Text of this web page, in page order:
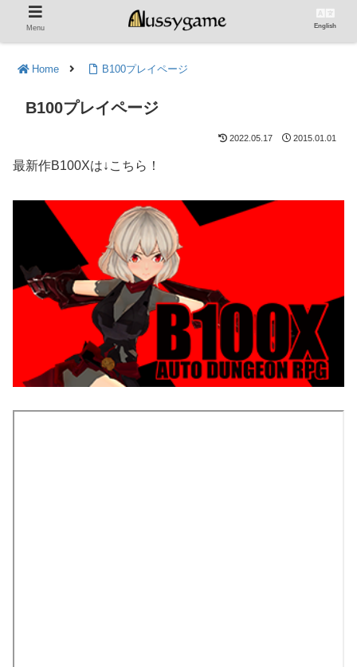
Home B100プレイページ
B100プレイページ
2022.05.17 2015.01.01
最新作B100Xは↓こちら！
Menu English